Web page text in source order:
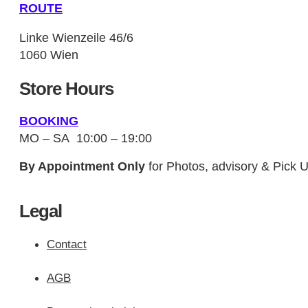
ROUTE
Linke Wienzeile 46/6
1060 Wien
Store Hours
BOOKING
MO – SA 10:00 – 19:00
By Appointment Only for Photos, advisory & Pick
Legal
Contact
AGB